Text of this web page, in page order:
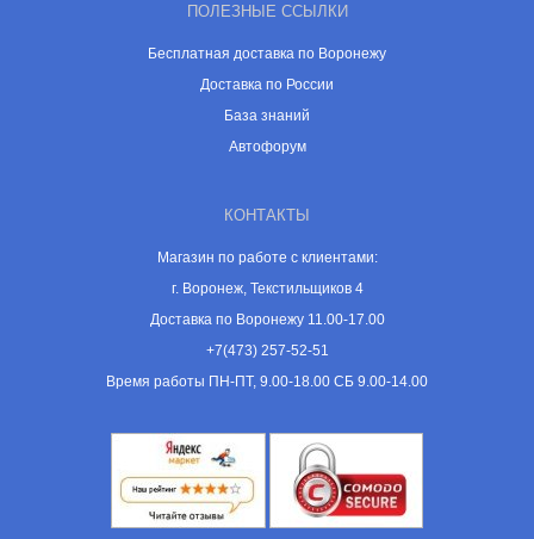
ПОЛЕЗНЫЕ ССЫЛКИ
Бесплатная доставка по Воронежу
Доставка по России
База знаний
Автофорум
КОНТАКТЫ
Магазин по работе с клиентами:
г. Воронеж, Текстильщиков 4
Доставка по Воронежу 11.00-17.00
+7(473) 257-52-51
Время работы ПН-ПТ, 9.00-18.00 СБ 9.00-14.00